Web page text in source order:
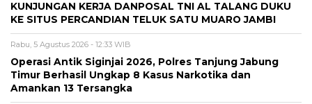
KUNJUNGAN KERJA DANPOSAL TNI AL TALANG DUKU
KE SITUS PERCANDIAN TELUK SATU MUARO JAMBI
Rabu, 5 Agustus 2026 - 12:33 WIB
Operasi Antik Siginjai 2026, Polres Tanjung Jabung
Timur Berhasil Ungkap 8 Kasus Narkotika dan
Amankan 13 Tersangka